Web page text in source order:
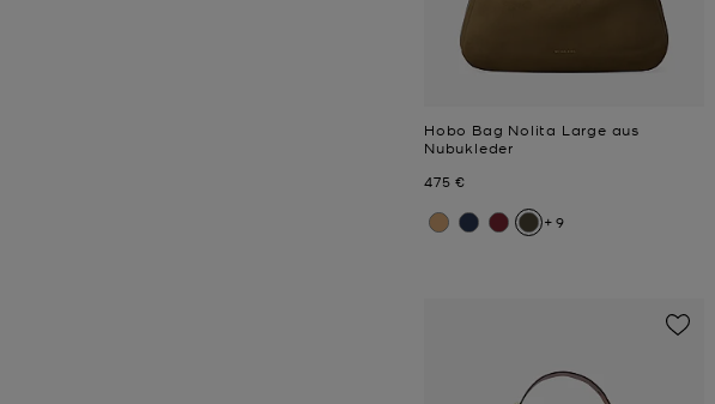
Hobo Bag Nolita Large aus
Nubukleder
Jetzt
475 €
+9